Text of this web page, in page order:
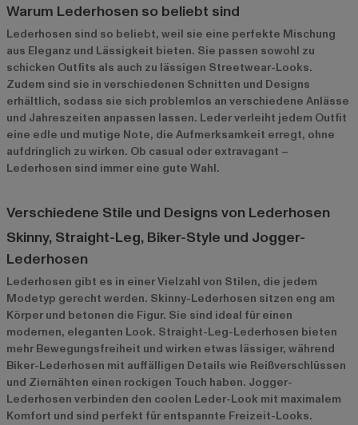
Warum Lederhosen so beliebt sind
Lederhosen sind so beliebt, weil sie eine perfekte Mischung
aus Eleganz und Lässigkeit bieten. Sie passen sowohl zu
schicken Outfits als auch zu lässigen Streetwear-Looks.
Zudem sind sie in verschiedenen Schnitten und Designs
erhältlich, sodass sie sich problemlos an verschiedene Anlässe
und Jahreszeiten anpassen lassen. Leder verleiht jedem Outfit
eine edle und mutige Note, die Aufmerksamkeit erregt, ohne
aufdringlich zu wirken. Ob casual oder extravagant –
Lederhosen sind immer eine gute Wahl.
Verschiedene Stile und Designs von Lederhosen
Skinny, Straight-Leg, Biker-Style und Jogger-
Lederhosen
Lederhosen gibt es in einer Vielzahl von Stilen, die jedem
Modetyp gerecht werden. Skinny-Lederhosen sitzen eng am
Körper und betonen die Figur. Sie sind ideal für einen
modernen, eleganten Look. Straight-Leg-Lederhosen bieten
mehr Bewegungsfreiheit und wirken etwas lässiger, während
Biker-Lederhosen mit auffälligen Details wie Reißverschlüssen
und Ziernähten einen rockigen Touch haben. Jogger-
Lederhosen verbinden den coolen Leder-Look mit maximalem
Komfort und sind perfekt für entspannte Freizeit-Looks.